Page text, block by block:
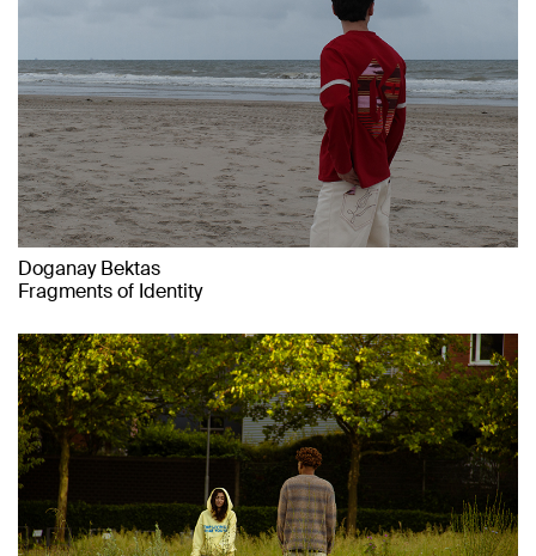
Doganay Bektas
Fragments of Identity